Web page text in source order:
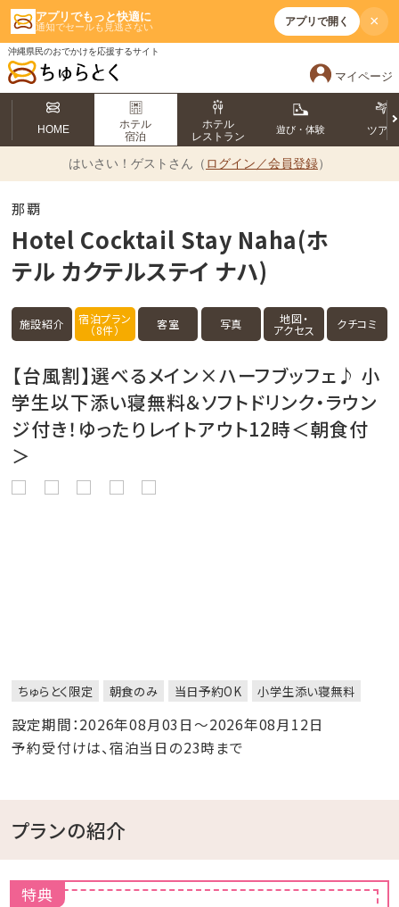
アプリでもっと快適に
通知でセールも見逃さない アプリで開く ×
沖縄県民のおでかけを応援するサイト
マイページ
HOME
ホテル
宿泊
ホテル
レストラン
遊び・体験 ツアー
はいさい！ ゲストさん（ ログイン／会員登録）
那覇
Hotel Cocktail Stay Naha(ホ
テル カクテルステイ ナハ)
施設紹介 宿泊プラン
（8件） 客室 写真 地図・
アクセス クチコミ
【台風割】選べるメイン×ハーフブッフェ♪ 小
学生以下添い寝無料＆ソフトドリンク・ラウン
ジ付き！ゆったりレイトアウト12時＜朝食付
＞
ちゅらとく限定 朝食のみ 当日予約OK 小学生添い寝無料
設定期間：2026年08月03日～2026年08月12日
予約受付けは、宿泊当日の23時まで
プランの紹介
特典